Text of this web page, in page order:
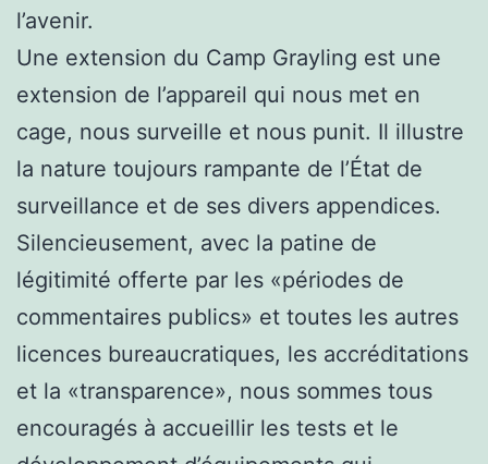
l’avenir.
Une extension du Camp Grayling est une
extension de l’appareil qui nous met en
cage, nous surveille et nous punit. Il illustre
la nature toujours rampante de l’État de
surveillance et de ses divers appendices.
Silencieusement, avec la patine de
légitimité offerte par les «périodes de
commentaires publics» et toutes les autres
licences bureaucratiques, les accréditations
et la «transparence», nous sommes tous
encouragés à accueillir les tests et le